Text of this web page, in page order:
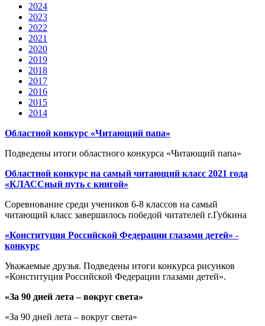
2024
2023
2022
2021
2020
2019
2018
2017
2016
2015
2014
Областной конкурс «Читающий папа»
Подведены итоги областного конкурса «Читающий папа»
Областной конкурс на самый читающий класс 2021 года
«КЛАССный путь с книгой»
Соревнование среди учеников 6-8 классов на самый
читающий класс завершилось победой читателей г.Губкина
«Конституция Российской Федерации глазами детей» -
конкурс
Уважаемые друзья. Подведены итоги конкурса рисунков
«Конституция Российской Федерации глазами детей».
«За 90 дней лета – вокруг света»
«За 90 дней лета – вокруг света»